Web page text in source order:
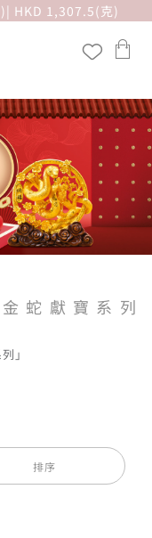
HKD 1,307.5(克)
獻寶系列
」
黃金飾品。
排序